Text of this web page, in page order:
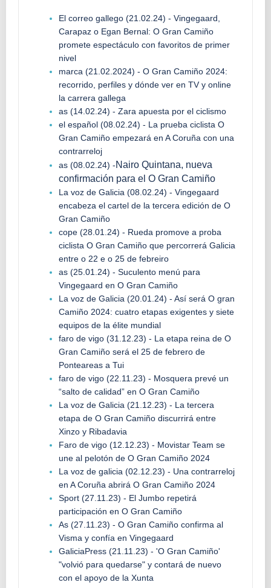
El correo gallego (21.02.24) - Vingegaard,
Carapaz o Egan Bernal: O Gran Camiño
promete espectáculo con favoritos de primer
nivel
marca (21.02.2024) - O Gran Camiño 2024:
recorrido, perfiles y dónde ver en TV y online
la carrera gallega
as (14.02.24) - Zara apuesta por el ciclismo
el español (08.02.24) - La prueba ciclista O
Gran Camiño empezará en A Coruña con una
contrarreloj
as (08.02.24) - Nairo Quintana, nueva
confirmación para el O Gran Camiño
La voz de Galicia (08.02.24) - Vingegaard
encabeza el cartel de la tercera edición de O
Gran Camiño
cope (28.01.24) - Rueda promove a proba
ciclista O Gran Camiño que percorrerá Galicia
entre o 22 e o 25 de febreiro
as (25.01.24) - Suculento menú para
Vingegaard en O Gran Camiño
La voz de Galicia (20.01.24) - Así será O gran
Camiño 2024: cuatro etapas exigentes y siete
equipos de la élite mundial
faro de vigo (31.12.23) - La etapa reina de O
Gran Camiño será el 25 de febrero de
Ponteareas a Tui
faro de vigo (22.11.23) - Mosquera prevé un
“salto de calidad” en O Gran Camiño
La voz de Galicia (21.12.23) - La tercera
etapa de O Gran Camiño discurrirá entre
Xinzo y Ribadavia
Faro de vigo (12.12.23) - Movistar Team se
une al pelotón de O Gran Camiño 2024
La voz de galicia (02.12.23) - Una contrarreloj
en A Coruña abrirá O Gran Camiño 2024
Sport (27.11.23) - El Jumbo repetirá
participación en O Gran Camiño
As (27.11.23) - O Gran Camiño confirma al
Visma y confía en Vingegaard
GaliciaPress (21.11.23) - 'O Gran Camiño'
"volvió para quedarse" y contará de nuevo
con el apoyo de la Xunta